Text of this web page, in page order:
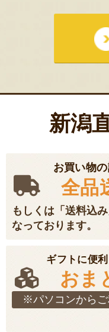
新潟
お買い物
全品
もしくは「送料込
なっております。
ギフトに便
おま
※パソコンからご